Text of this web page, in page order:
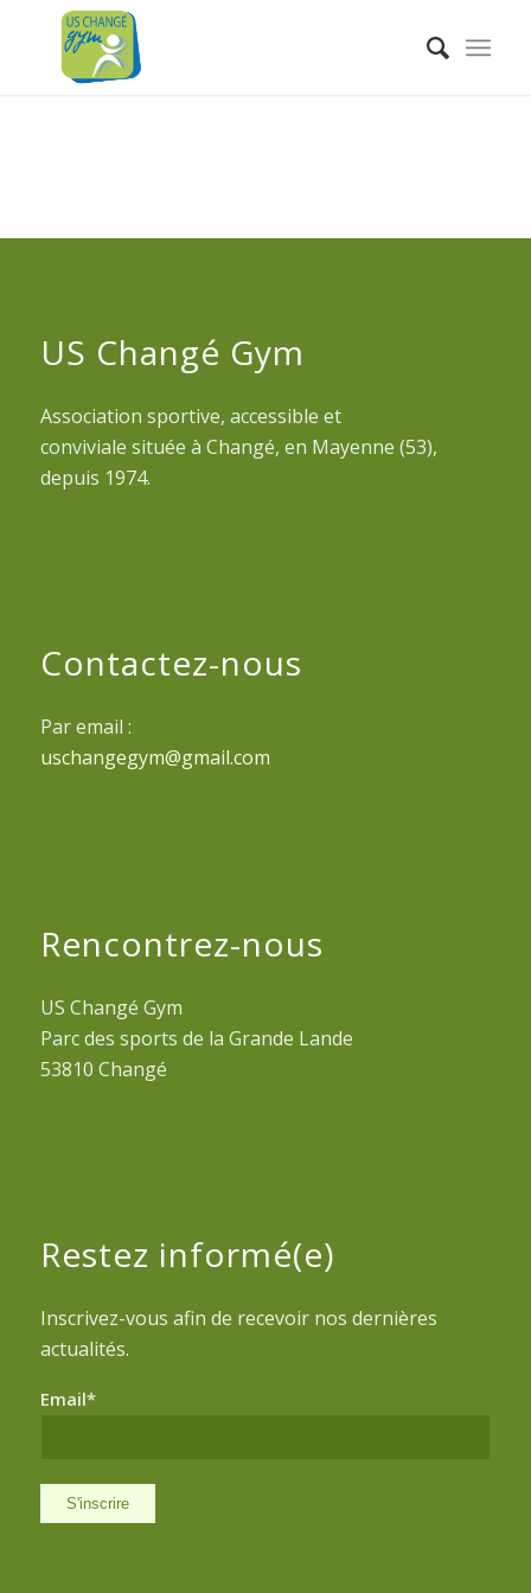
US Changé Gym
Association sportive, accessible et
conviviale située à Changé, en Mayenne (53),
depuis 1974.
Contactez-nous
Par email :
uschangegym@gmail.com
Rencontrez-nous
US Changé Gym
Parc des sports de la Grande Lande
53810 Changé
Restez informé(e)
Inscrivez-vous afin de recevoir nos dernières
actualités.
Email*